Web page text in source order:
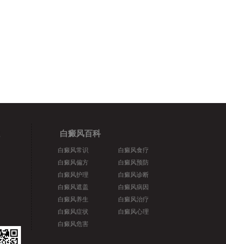
白癜风百科
白癜风常识
白癜风偏方
白癜风护理
白癜风遮盖
白癜风养生
白癜风症状
白癜风危害
白癜风食疗
白癜风预防
白癜风诊断
白癜风病因
白癜风治疗
白癜风心理